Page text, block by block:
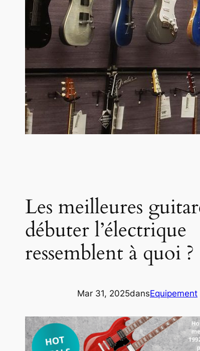
Les meilleures
débuter l’électrique
ressemblent à quoi ?
Mar 31, 2025dansEquipement